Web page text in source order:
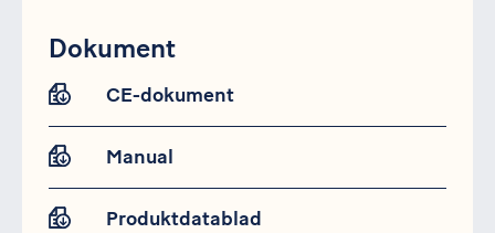
Dokument
CE-dokument
Manual
Produktdatablad